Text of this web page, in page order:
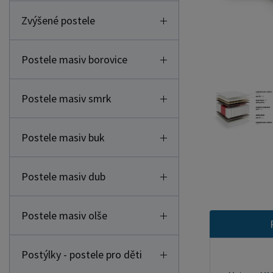
Zvýšené postele
Postele masiv borovice
Postele masiv smrk
Postele masiv buk
Postele masiv dub
Postele masiv olše
Postýlky - postele pro děti